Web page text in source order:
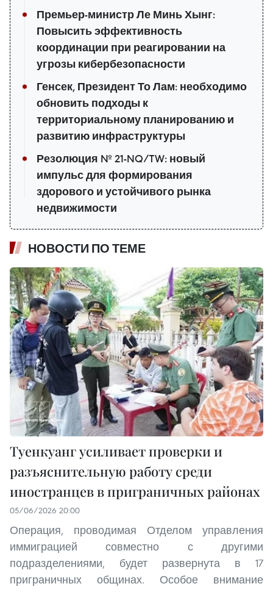
Премьер-министр Ле Минь Хынг:
Повысить эффективность
координации при реагировании на
угрозы кибербезопасности
Генсек, Президент То Лам: необходимо
обновить подходы к
территориальному планированию и
развитию инфраструктуры
Резолюция № 21-NQ/TW: новый
импульс для формирования
здорового и устойчивого рынка
недвижимости
НОВОСТИ ПО ТЕМЕ
Туенкуанг усиливает проверки и
разъяснительную работу среди
иностранцев в приграничных районах
05/06/2026 20:00
Операция, проводимая Отделом управления
иммиграцией совместно с другими
подразделениями, будет развернута в 17
приграничных общинах. Особое внимание